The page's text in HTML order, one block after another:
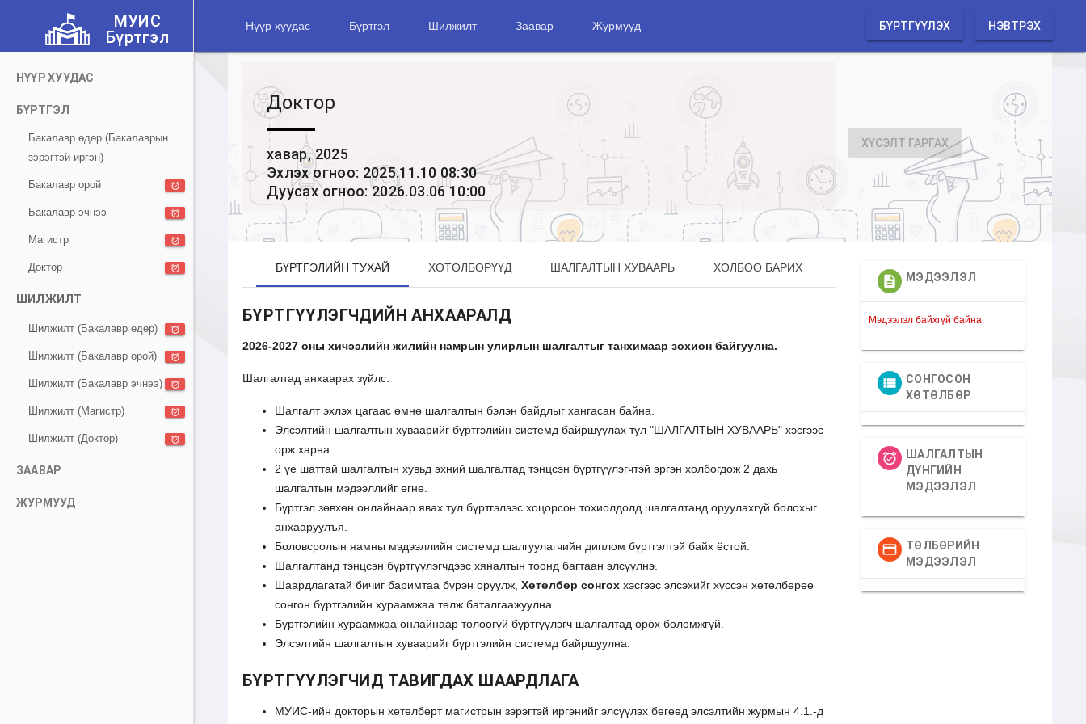
Нүүр хуудас Бүртгэл Шилжилт Заавар Журмууд БҮРТГҮҮЛЭХ НЭВТРЭХ
МУИС
Бүртгэл
НҮҮР ХУУДАС
БҮРТГЭЛ
Бакалавр өдөр (Бакалаврын
зэрэгтэй иргэн)
Бакалавр орой alarm_on
Бакалавр эчнээ alarm_on
Магистр alarm_on
Доктор alarm_on
ШИЛЖИЛТ
Шилжилт (Бакалавр өдөр) alarm_on
Шилжилт (Бакалавр орой) alarm_on
Шилжилт (Бакалавр эчнээ) alarm_on
Шилжилт (Магистр) alarm_on
Шилжилт (Доктор) alarm_on
ЗААВАР
ЖУРМУУД
Доктор
хавар, 2025
Эхлэх огноо: 2025.11.10 08:30
Дуусах огноо: 2026.03.06 10:00
ХҮСЭЛТ ГАРГАХ
БҮРТГЭЛИЙН ТУХАЙ ХӨТӨЛБӨРҮҮД ШАЛГАЛТЫН ХУВААРЬ ХОЛБОО БАРИХ
БҮРТГҮҮЛЭГЧДИЙН АНХААРАЛД
2026-2027 оны хичээлийн жилийн намрын улирлын шалгалтыг танхимаар зохион байгуулна.
Шалгалтад анхаарах зүйлс:
Шалгалт эхлэх цагаас өмнө шалгалтын бэлэн байдлыг хангасан байна.
Элсэлтийн шалгалтын хуваарийг бүртгэлийн системд байршуулах тул "ШАЛГАЛТЫН ХУВААРЬ" хэсгээс
орж харна.
2 үе шаттай шалгалтын хувьд эхний шалгалтад тэнцсэн бүртгүүлэгчтэй эргэн холбогдож 2 дахь
шалгалтын мэдээллийг өгнө.
Бүртгэл зөвхөн онлайнаар явах тул бүртгэлээс хоцорсон тохиолдолд шалгалтанд оруулахгүй болохыг
анхааруулъя.
Боловсролын яамны мэдээллийн системд шалгуулагчийн диплом бүртгэлтэй байх ёстой.
Шалгалтанд тэнцсэн бүртгүүлэгчдээс хяналтын тоонд багтаан элсүүлнэ.
Шаардлагатай бичиг баримтаа бүрэн оруулж, Хөтөлбөр сонгох хэсгээс элсэхийг хүссэн хөтөлбөрөө
сонгон бүртгэлийн хураамжаа төлж баталгаажуулна.
Бүртгэлийн хураамжаа онлайнаар төлөөгүй бүртгүүлэгч шалгалтад орох боломжгүй.
Элсэлтийн шалгалтын хуваарийг бүртгэлийн системд байршуулна.
БҮРТГҮҮЛЭГЧИД ТАВИГДАХ ШААРДЛАГА
МУИС-ийн докторын хөтөлбөрт магистрын зэрэгтэй иргэнийг элсүүлэх бөгөөд элсэлтийн журмын 4.1.-д
description МЭДЭЭЛЭЛ
Мэдээлэл байхгүй байна.
view_list
СОНГОСОН
ХӨТӨЛБӨР
alarm_on
ШАЛГАЛТЫН
ДҮНГИЙН
МЭДЭЭЛЭЛ
credit_card
ТӨЛБӨРИЙН
МЭДЭЭЛЭЛ